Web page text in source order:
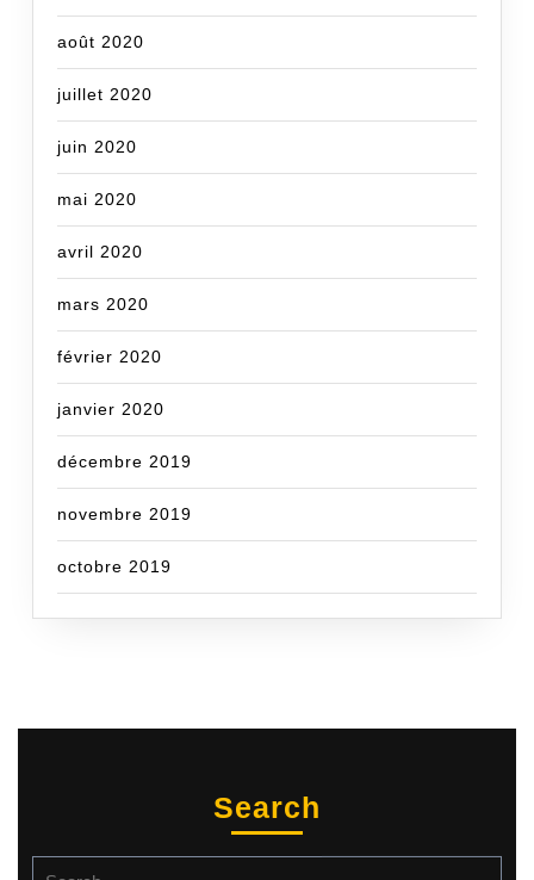
août 2020
juillet 2020
juin 2020
mai 2020
avril 2020
mars 2020
février 2020
janvier 2020
décembre 2019
novembre 2019
octobre 2019
Search